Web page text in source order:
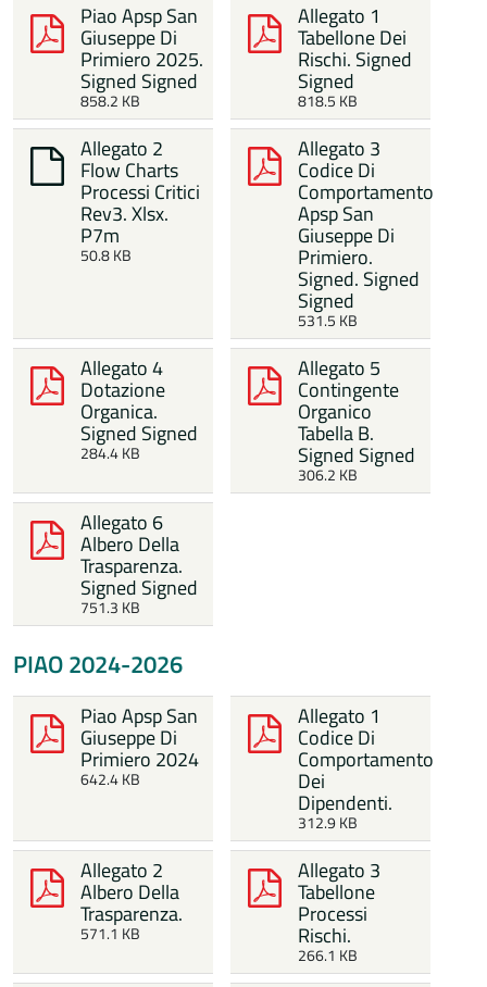
Piao Apsp San
Giuseppe Di
Primiero 2025.
Signed Signed
858.2 KB
Allegato 1
Tabellone Dei
Rischi. Signed
Signed
818.5 KB
Allegato 2
Flow Charts
Processi Critici
Rev3. Xlsx.
P7m
50.8 KB
Allegato 3
Codice Di
Comportamento
Apsp San
Giuseppe Di
Primiero.
Signed. Signed
Signed
531.5 KB
Allegato 4
Dotazione
Organica.
Signed Signed
284.4 KB
Allegato 5
Contingente
Organico
Tabella B.
Signed Signed
306.2 KB
Allegato 6
Albero Della
Trasparenza.
Signed Signed
751.3 KB
PIAO 2024-2026
Piao Apsp San
Giuseppe Di
Primiero 2024
642.4 KB
Allegato 1
Codice Di
Comportamento
Dei
Dipendenti.
312.9 KB
Allegato 2
Albero Della
Trasparenza.
571.1 KB
Allegato 3
Tabellone
Processi
Rischi.
266.1 KB